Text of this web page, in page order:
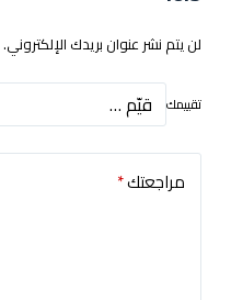
لن يتم نشر عنوان بريدك الإلكتروني.
تقييمك
مراجعتك*